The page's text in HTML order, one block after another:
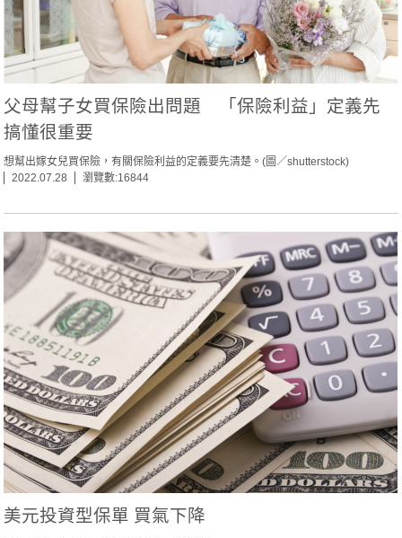
父母幫子女買保險出問題 「保險利益」定義先
搞懂很重要
想幫出嫁女兒買保險，有關保險利益的定義要先清楚。(圖／shutterstock)
2022.07.28
瀏覽數:16844
美元投資型保單 買氣下降